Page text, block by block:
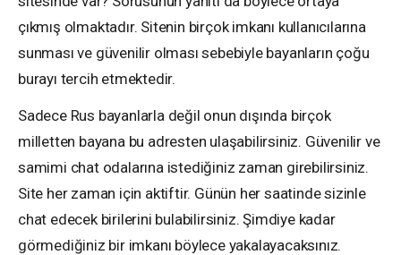
çıkmış olmaktadır. Sitenin birçok imkanı kullanıcılarına
sunması ve güvenilir olması sebebiyle bayanların çoğu
burayı tercih etmektedir.
Sadece Rus bayanlarla değil onun dışında birçok
milletten bayana bu adresten ulaşabilirsiniz. Güvenilir ve
samimi chat odalarına istediğiniz zaman girebilirsiniz.
Site her zaman için aktiftir. Günün her saatinde sizinle
chat edecek birilerini bulabilirsiniz. Şimdiye kadar
görmediğiniz bir imkanı böylece yakalayacaksınız.